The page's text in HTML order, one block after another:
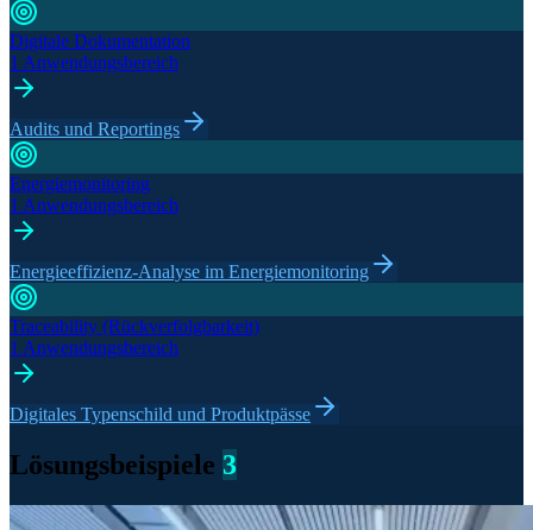
Digitale Dokumentation
1 Anwendungsbereich
Audits und Reportings
Energiemonitoring
1 Anwendungsbereich
Energieeffizienz-Analyse im Energiemonitoring
Traceability (Rückverfolgbarkeit)
1 Anwendungsbereich
Digitales Typenschild und Produktpässe
Lösungsbeispiele 3